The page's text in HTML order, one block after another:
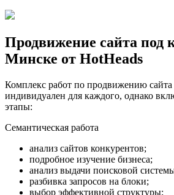
Продвижение сайта под
Минске от HotHeads
Комплекс работ по продвижению сайта
индивидуален для каждого, однако
этапы:
Семантическая работа
анализ сайтов конкурентов;
подробное изучение бизнеса;
анализ выдачи поисковой
разбивка запросов на блоки;
выбор эффективной структуры;